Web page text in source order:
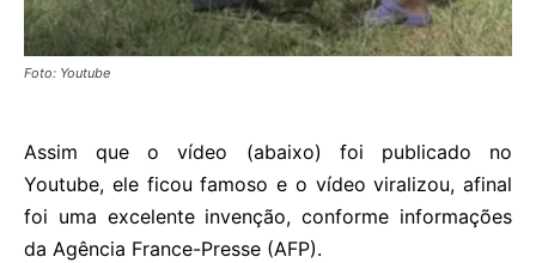
Foto: Youtube
Assim que o vídeo (abaixo) foi publicado no
Youtube, ele ficou famoso e o vídeo viralizou, afinal
foi uma excelente invenção, conforme informações
da Agência France-Presse (AFP).